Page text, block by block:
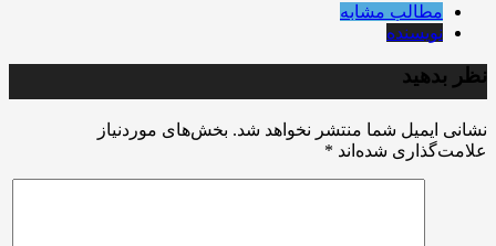
مطالب مشابه
نویسنده
نظر بدهید
نشانی ایمیل شما منتشر نخواهد شد. بخش‌های موردنیاز
علامت‌گذاری شده‌اند *